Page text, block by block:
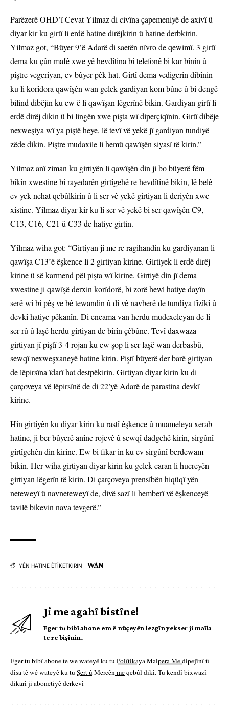
Parêzerê OHD’î Cevat Yilmaz di civîna çapemeniyê de axivî û
diyar kir ku girtî li erdê hatine dirêjkirin û hatine derbkirin.
Yilmaz got, “Bûyer 9’ê Adarê di saetên nîvro de qewimî. 3 girtî
dema ku çûn mafê xwe yê hevdîtina bi telefonê bi kar bînin û
piştre vegeriyan, ev bûyer pêk hat. Girtî dema vedigerin dibînin
ku li korîdora qawîşên wan gelek gardiyan kom bûne û bi dengê
bilind dibêjin ku ew ê li qawîşan lêgerînê bikin. Gardiyan girtî li
erdê dirêj dikin û bi lingên xwe pişta wî diperçiqînin. Girtî dibêje
nexweşiya wî ya piştê heye, lê tevî vê yekê jî gardiyan tundiyê
zêde dikin. Piştre mudaxile li hemû qawîşên siyasî tê kirin.”
Yilmaz anî ziman ku girtiyên li qawîşên din ji bo bûyerê fêm
bikin xwestine bi rayedarên girtîgehê re hevdîtinê bikin, lê belê
ev yek nehat qebûlkirin û li ser vê yekê girtiyan li deriyên xwe
xistine. Yilmaz diyar kir ku li ser vê yekê bi ser qawîşên C9,
C13, C16, C21 û C33 de hatiye girtin.
Yilmaz wiha got: “Girtiyan ji me re ragihandin ku gardiyanan li
qawîşa C13’ê êşkence li 2 girtiyan kirine. Girtiyek li erdê dirêj
kirine û sê karmend pêl pişta wî kirine. Girtiyê din jî dema
xwestine ji qawîşê derxin korîdorê, bi zorê hewl hatiye dayîn
serê wî bi pêş ve bê tewandin û di vê navberê de tundiya fîzîkî û
devkî hatiye pêkanîn. Di encama van herdu mudexeleyan de li
ser rû û laşê herdu girtiyan de birîn çêbûne. Tevî daxwaza
girtiyan jî piştî 3-4 rojan ku ew şop li ser laşê wan derbasbû,
sewqî nexweşxaneyê hatine kirin. Piştî bûyerê der barê girtiyan
de lêpirsîna îdarî hat destpêkirin. Girtiyan diyar kirin ku di
çarçoveya vê lêpirsînê de di 22’yê Adarê de parastina devkî
kirine.
Hin girtiyên ku diyar kirin ku rastî êşkence û muameleya xerab
hatine, ji ber bûyerê anîne rojevê û sewqî dadgehê kirin, sirgûnî
girtîgehên din kirine. Ew bi fikar in ku ev sirgûnî berdewam
bikin. Her wiha girtiyan diyar kirin ku gelek caran li hucreyên
girtiyan lêgerîn tê kirin. Di çarçoveya prensîbên hiqûqî yên
neteweyî û navneteweyî de, divê sazî li hemberî vê êşkenceyê
tavilê bikevin nava tevgerê.”
YÊN HATINE ÊTÎKETKIRIN WAN
Ji me agahî bistîne!
Eger tu bibî abone em ê nûçeyên lezgîn yekser ji maîla
te re bişînin.
Eger tu bibî abone te we wateyê ku tu Polîtikaya Malpera Medipejînî û
dîsa tê wê wateyê ku tu Şert û Mercên meqebûl dikî. Tu kendî bixwazî
dikarî ji abonetiyê derkevî